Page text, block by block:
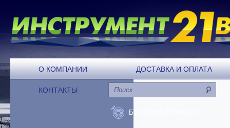
О КОМПАНИИ ДОСТАВКА И ОПЛАТА
КОНТАКТЫ
БЕНЗОИНСТРУМЕНТ